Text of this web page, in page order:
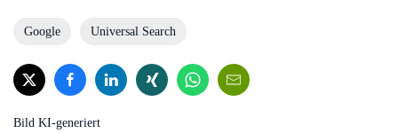
Google Universal Search
Bild KI-generiert